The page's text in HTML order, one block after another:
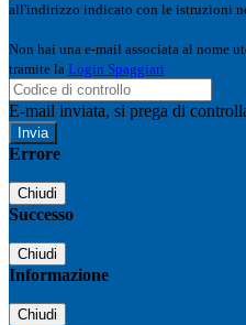
all'indirizzo indicato con le istruzioni
Non hai una e-mail associata al nome
tramite la Login Spaggiari
E-mail inviata, si prega di
Errore
Chiudi
Successo
Chiudi
Informazione
Chiudi